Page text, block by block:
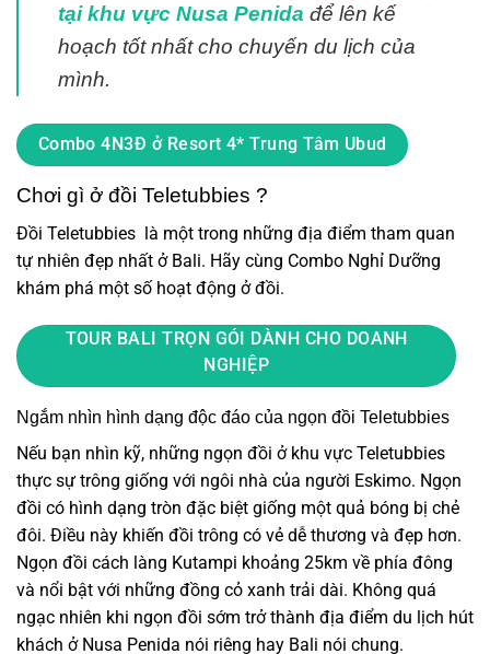
tại khu vực Nusa Penida để lên kế
hoạch tốt nhất cho chuyến du lịch của
mình.
Combo 4N3Đ ở Resort 4* Trung Tâm Ubud
Chơi gì ở đồi Teletubbies ?
Đồi Teletubbies là một trong những địa điểm tham quan
tự nhiên đẹp nhất ở Bali. Hãy cùng Combo Nghỉ Dưỡng
khám phá một số hoạt động ở đồi.
TOUR BALI TRỌN GÓI DÀNH CHO DOANH
NGHIỆP
Ngắm nhìn hình dạng độc đáo của ngọn đồi Teletubbies
Nếu bạn nhìn kỹ, những ngọn đồi ở khu vực Teletubbies
thực sự trông giống với ngôi nhà của người Eskimo. Ngọn
đồi có hình dạng tròn đặc biệt giống một quả bóng bị chẻ
đôi. Điều này khiến đồi trông có vẻ dễ thương và đẹp hơn.
Ngọn đồi cách làng Kutampi khoảng 25km về phía đông
và nổi bật với những đồng cỏ xanh trải dài. Không quá
ngạc nhiên khi ngọn đồi sớm trở thành địa điểm du lịch hút
khách ở Nusa Penida nói riêng hay Bali nói chung.